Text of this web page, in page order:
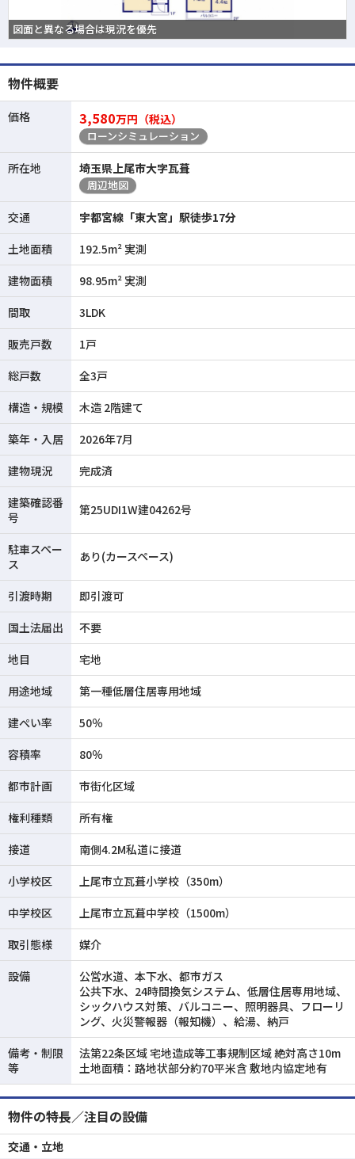
図面と異なる場合は現況を優先
物件概要
価格 3,580万円（税込）
ローンシミュレーション
所在地 埼玉県上尾市大字瓦葺
周辺地図
交通
宇都宮線「東大宮」駅徒歩17分
土地面積
192.5m² 実測
建物面積
98.95m² 実測
間取
3LDK
販売戸数
1戸
総戸数
全3戸
構造・規模
木造 2階建て
築年・入居
2026年7月
建物現況
完成済
建築確認番
号
第25UDI1W建04262号
駐車スペー
ス
あり(カースペース)
引渡時期
即引渡可
国土法届出
不要
地目
宅地
用途地域
第一種低層住居専用地域
建ぺい率
50％
容積率
80％
都市計画
市街化区域
権利種類
所有権
接道
南側4.2M私道に接道
小学校区
上尾市立瓦葺小学校（350m）
中学校区
上尾市立瓦葺中学校（1500m）
取引態様
媒介
設備
公営水道、本下水、都市ガス
公共下水、24時間換気システム、低層住居専用地域、
シックハウス対策、バルコニー、照明器具、フローリ
ング、火災警報器（報知機）、給湯、納戸
備考・制限
等
法第22条区域 宅地造成等工事規制区域 絶対高さ10m
土地面積：路地状部分約70平米含 敷地内協定地有
物件の特長／注目の設備
交通・立地